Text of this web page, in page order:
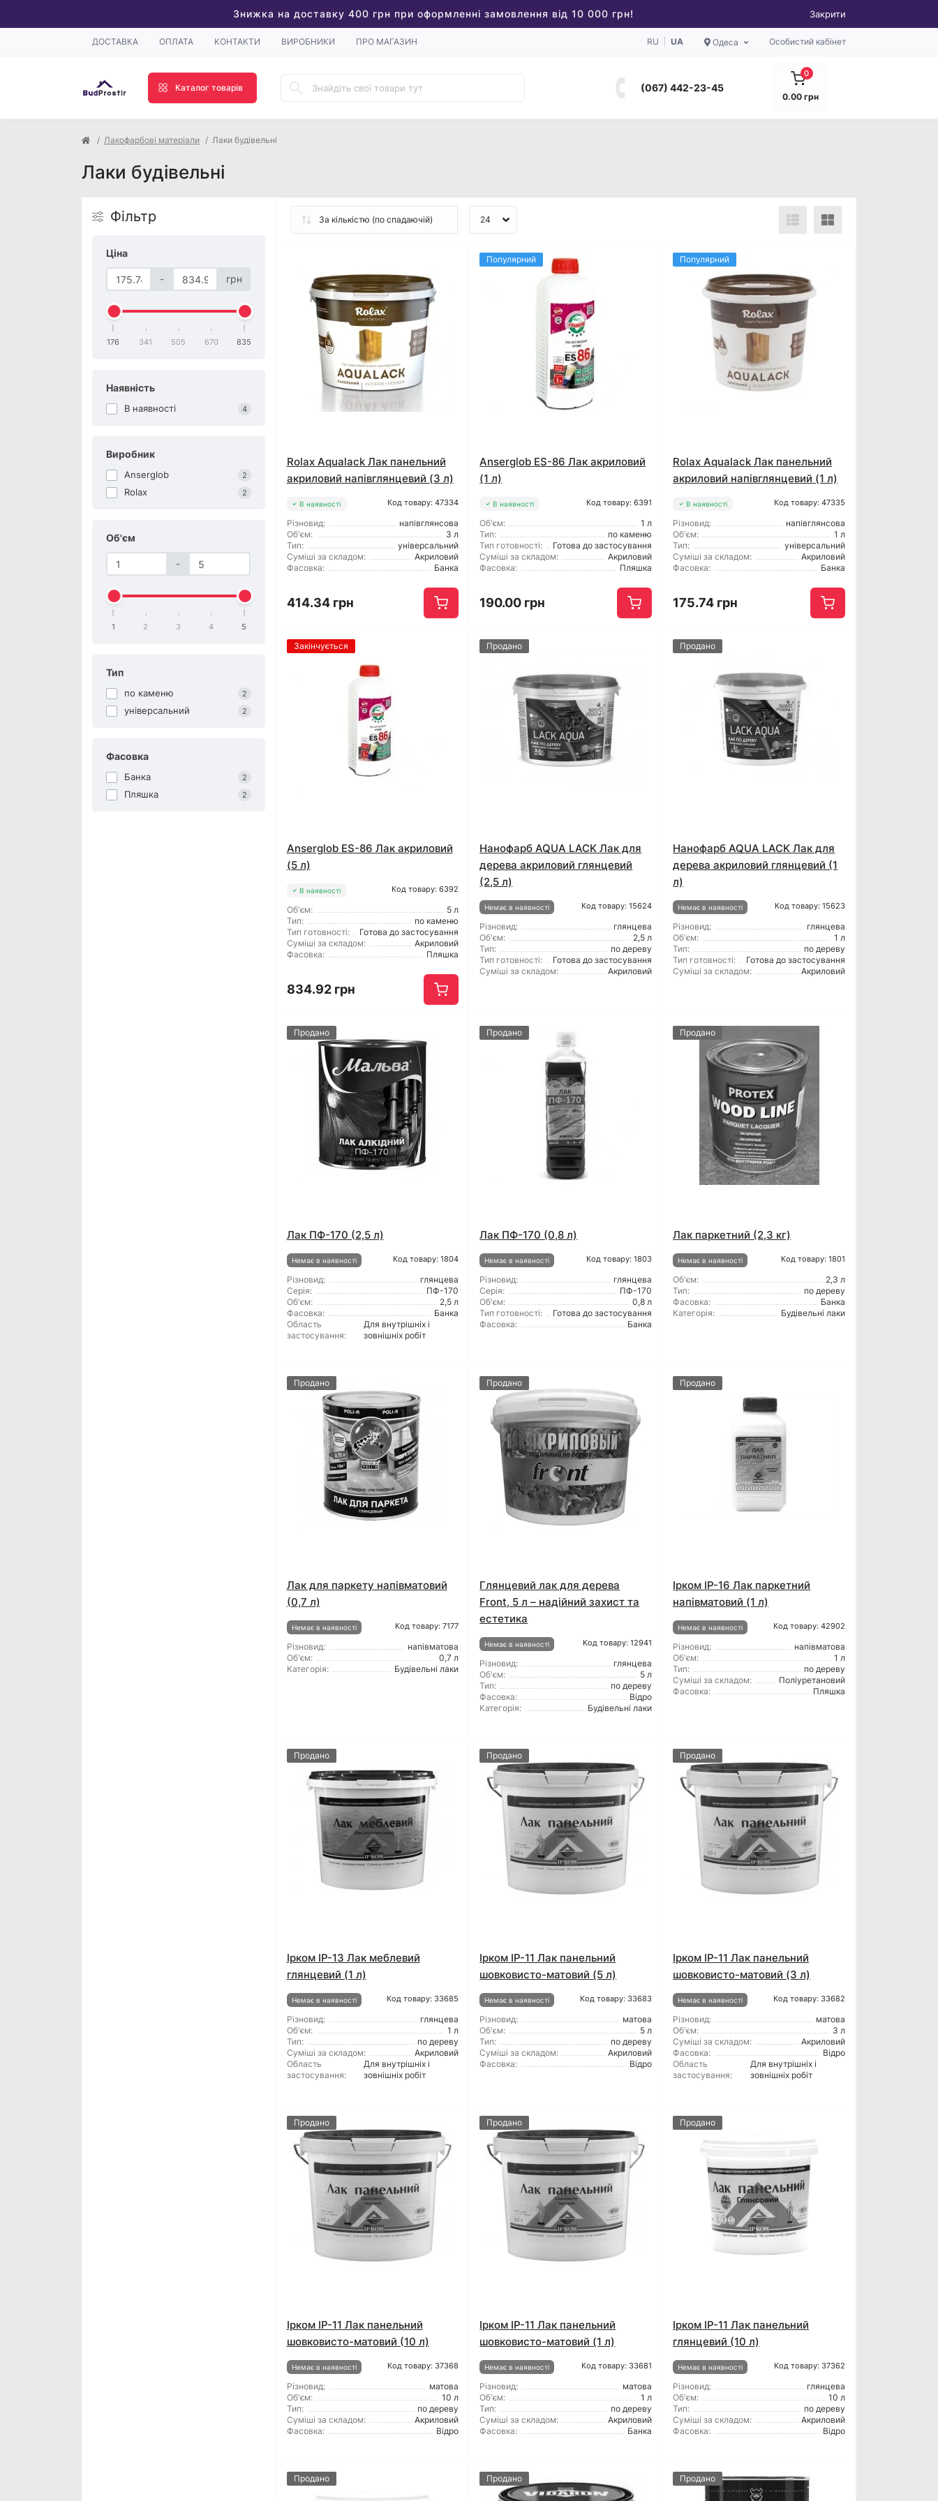
Знижка на доставку 400 грн при оформленні замовлення від 10 000 грн! Закрити
ДОСТАВКА ОПЛАТА КОНТАКТИ ВИРОБНИКИ ПРО МАГАЗИН RU UA Одеса Особистий кабінет
Каталог товарів (067) 442-23-45
0
0.00 грн
Лакофарбові матеріали Лаки будівельні
Лаки будівельні
Фільтр
Ціна
- грн
176 341 505 670 835
Наявність
В наявності 4
Виробник
Anserglob 2
Rolax 2
Об'єм
-
1 2 3 4 5
Тип
по каменю 2
універсальний 2
Фасовка
Банка 2
Пляшка 2
Rolax Aqualack Лак панельний
акриловий напівглянцевий (3 л)
В наявності Код товару: 47334
Різновид:
напівглянсова
Об'єм:
3 л
Тип:
універсальний
Суміші за складом:
Акриловий
Фасовка:
Банка
414.34 грн
Популярний
Anserglob ES-86 Лак акриловий
(1 л)
В наявності Код товару: 6391
Об'єм:
1 л
Тип:
по каменю
Тип готовності:
Готова до застосування
Суміші за складом:
Акриловий
Фасовка:
Пляшка
190.00 грн
Популярний
Rolax Aqualack Лак панельний
акриловий напівглянцевий (1 л)
В наявності Код товару: 47335
Різновид:
напівглянсова
Об'єм:
1 л
Тип:
універсальний
Суміші за складом:
Акриловий
Фасовка:
Банка
175.74 грн
Закінчується
Anserglob ES-86 Лак акриловий
(5 л)
В наявності Код товару: 6392
Об'єм:
5 л
Тип:
по каменю
Тип готовності:
Готова до застосування
Суміші за складом:
Акриловий
Фасовка:
Пляшка
834.92 грн
Продано
Нанофарб AQUA LACK Лак для
дерева акриловий глянцевий
(2,5 л)
Немає в наявності Код товару: 15624
Різновид:
глянцева
Об'єм:
2,5 л
Тип:
по дереву
Тип готовності:
Готова до застосування
Суміші за складом:
Акриловий
Продано
Нанофарб AQUA LACK Лак для
дерева акриловий глянцевий (1
л)
Немає в наявності Код товару: 15623
Різновид:
глянцева
Об'єм:
1 л
Тип:
по дереву
Тип готовності:
Готова до застосування
Суміші за складом:
Акриловий
Продано
Лак ПФ-170 (2,5 л)
Немає в наявності Код товару: 1804
Різновид:
глянцева
Серія:
ПФ-170
Об'єм:
2,5 л
Фасовка:
Банка
Область
застосування:
Для внутрішніх і
зовнішніх робіт
Продано
Лак ПФ-170 (0,8 л)
Немає в наявності Код товару: 1803
Різновид:
глянцева
Серія:
ПФ-170
Об'єм:
0,8 л
Тип готовності:
Готова до застосування
Фасовка:
Банка
Продано
Лак паркетний (2,3 кг)
Немає в наявності Код товару: 1801
Об'єм:
2,3 л
Тип:
по дереву
Фасовка:
Банка
Категорія:
Будівельні лаки
Продано
Лак для паркету напівматовий
(0,7 л)
Немає в наявності Код товару: 7177
Різновид:
напівматова
Об'єм:
0,7 л
Категорія:
Будівельні лаки
Продано
Глянцевий лак для дерева
Front, 5 л – надійний захист та
естетика
Немає в наявності Код товару: 12941
Різновид:
глянцева
Об'єм:
5 л
Тип:
по дереву
Фасовка:
Відро
Категорія:
Будівельні лаки
Продано
Ірком ІР-16 Лак паркетний
напівматовий (1 л)
Немає в наявності Код товару: 42902
Різновид:
напівматова
Об'єм:
1 л
Тип:
по дереву
Суміші за складом:
Поліуретановий
Фасовка:
Пляшка
Продано
Ірком ІР-13 Лак меблевий
глянцевий (1 л)
Немає в наявності Код товару: 33685
Різновид:
глянцева
Об'єм:
1 л
Тип:
по дереву
Суміші за складом:
Акриловий
Область
застосування:
Для внутрішніх і
зовнішніх робіт
Продано
Ірком ІР-11 Лак панельний
шовковисто-матовий (5 л)
Немає в наявності Код товару: 33683
Різновид:
матова
Об'єм:
5 л
Тип:
по дереву
Суміші за складом:
Акриловий
Фасовка:
Відро
Продано
Ірком ІР-11 Лак панельний
шовковисто-матовий (3 л)
Немає в наявності Код товару: 33682
Різновид:
матова
Об'єм:
3 л
Суміші за складом:
Акриловий
Фасовка:
Відро
Область
застосування:
Для внутрішніх і
зовнішніх робіт
Продано
Ірком ІР-11 Лак панельний
шовковисто-матовий (10 л)
Немає в наявності Код товару: 37368
Різновид:
матова
Об'єм:
10 л
Тип:
по дереву
Суміші за складом:
Акриловий
Фасовка:
Відро
Продано
Ірком ІР-11 Лак панельний
шовковисто-матовий (1 л)
Немає в наявності Код товару: 33681
Різновид:
матова
Об'єм:
1 л
Тип:
по дереву
Суміші за складом:
Акриловий
Фасовка:
Банка
Продано
Ірком ІР-11 Лак панельний
глянцевий (10 л)
Немає в наявності Код товару: 37362
Різновид:
глянцева
Об'єм:
10 л
Тип:
по дереву
Суміші за складом:
Акриловий
Фасовка:
Відро
Продано Продано Продано